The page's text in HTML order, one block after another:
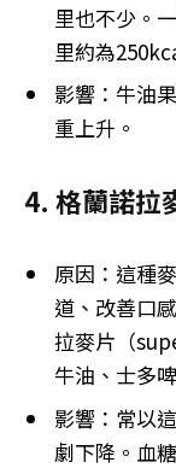
里也不少。
里約為
影響：牛油
重上升。
4. 格蘭諾拉
原因：這種
道、改善口
拉麥片（
牛油、士多
影響：常以
劇下降。血